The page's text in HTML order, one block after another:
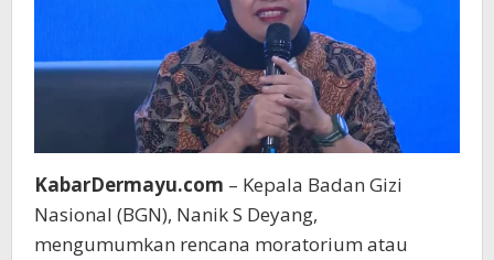
KabarDermayu.com – Kepala Badan Gizi
Nasional (BGN), Nanik S Deyang,
mengumumkan rencana moratorium atau